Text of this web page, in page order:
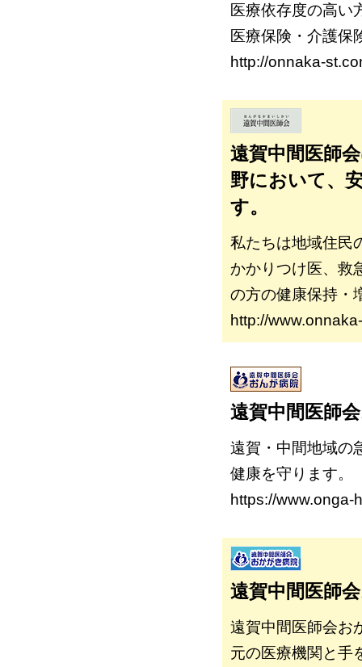
医療依存度の高い
医療保険・介護保
http://onnaka-
遠賀中間医師
野において、
す。
私たちは地域住民
かかりつけ医、救
の方の健康保持・
http://
遠賀中間医師
遠賀・中間地域の
健康を守ります。
https://www.onga-
遠賀中間医師
遠賀中間医師会お
元の医療機関と手